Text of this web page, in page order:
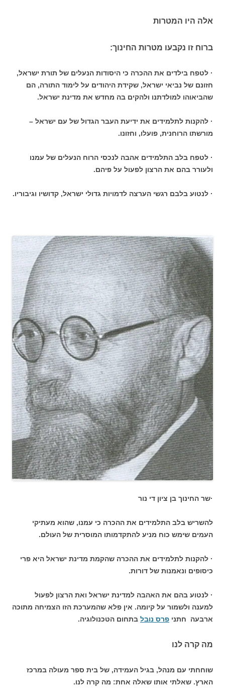
אלה היו המטרות
ברוח זו נקבעו מטרות החינוך:
· לטפח בילדים את ההכרה כי היסודות הנעלים של תורת ישראל,
חזונם של נביאי ישראל, שקידת היהודים על לימוד התורה, הם
שהביאוהו למולדתנו ולהקים בה מחדש את מדינת ישראל.
· להקנות לתלמידים את ידיעת העבר הגדול של עם ישראל –
מורשתו הרוחנית, פועלו, וחזונו.
· לטפח בלב התלמידים אהבה לנכסי הרוח הנעלים של עמנו
ולעורר בהם את הרצון לפעול על פיהם.
· לנטוע בלבם רגשי הערצה לדמויות גדולי ישראל, קדושיו וגיבוריו.
·שר החינוך בן ציון די נור
להשריש בלב התלמידים את ההכרה כי עמנו, שהוא מעתיקי
העמים שימש כוח מניע להתקדמותו המוסרית של העולם.
· להקנות לתלמידים את ההכרה שהקמת מדינת ישראל היא פרי
כיסופים ונאמנות של דורות.
· לנטוע בהם את האהבה למדינת ישראל ואת הרצון לפעול
למענה ולשמור על קיומה. אין פלא שהמערכת הזו הצמיחה מתוכה
ארבעה חתני פרס נובל בתחום הטכנולוגיה.
מה קרה לנו
שוחחתי עם מנהל, בגיל העמידה, של בית ספר מעולה במרכז
הארץ. שאלתי אותו שאלה אחת: מה קרה לנו.